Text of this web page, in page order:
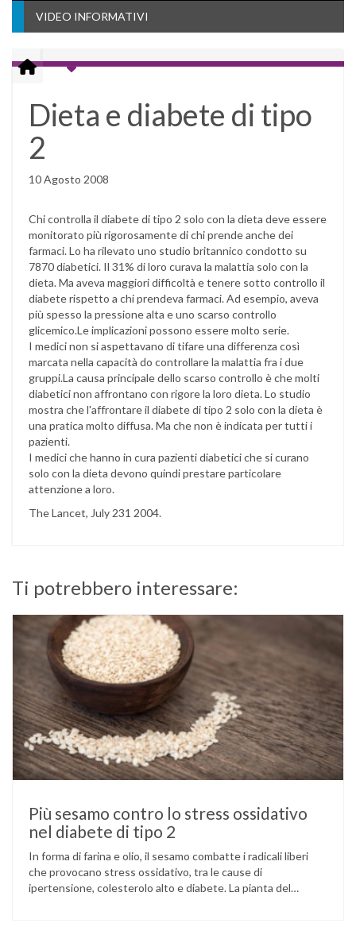
VIDEO INFORMATIVI
Dieta e diabete di tipo
2
10 Agosto 2008
Chi controlla il diabete di tipo 2 solo con la dieta deve essere
monitorato più rigorosamente di chi prende anche dei
farmaci. Lo ha rilevato uno studio britannico condotto su
7870 diabetici. Il 31% di loro curava la malattia solo con la
dieta. Ma aveva maggiori difficoltà e tenere sotto controllo il
diabete rispetto a chi prendeva farmaci. Ad esempio, aveva
più spesso la pressione alta e uno scarso controllo
glicemico.Le implicazioni possono essere molto serie.
I medici non si aspettavano di tifare una differenza così
marcata nella capacità do controllare la malattia fra i due
gruppi.La causa principale dello scarso controllo è che molti
diabetici non affrontano con rigore la loro dieta. Lo studio
mostra che l'affrontare il diabete di tipo 2 solo con la dieta è
una pratica molto diffusa. Ma che non è indicata per tutti i
pazienti.
I medici che hanno in cura pazienti diabetici che si curano
solo con la dieta devono quindi prestare particolare
attenzione a loro.
The Lancet, July 231 2004.
Ti potrebbero interessare:
Più sesamo contro lo stress ossidativo
nel diabete di tipo 2
In forma di farina e olio, il sesamo combatte i radicali liberi
che provocano stress ossidativo, tra le cause di
ipertensione, colesterolo alto e diabete. La pianta del